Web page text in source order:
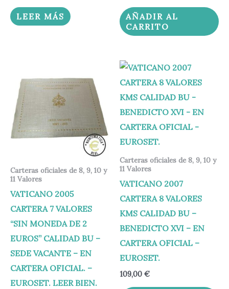
LEER MÁS
AÑADIR AL
CARRITO
Carteras oficiales de 8, 9, 10 y
11 Valores
VATICANO 2005
CARTERA 7 VALORES
“SIN MONEDA DE 2
EUROS” CALIDAD BU –
SEDE VACANTE – EN
CARTERA OFICIAL. –
EUROSET. LEER BIEN.
Carteras oficiales de 8, 9, 10 y
11 Valores
VATICANO 2007
CARTERA 8 VALORES
KMS CALIDAD BU –
BENEDICTO XVI – EN
CARTERA OFICIAL –
EUROSET.
109,00 €